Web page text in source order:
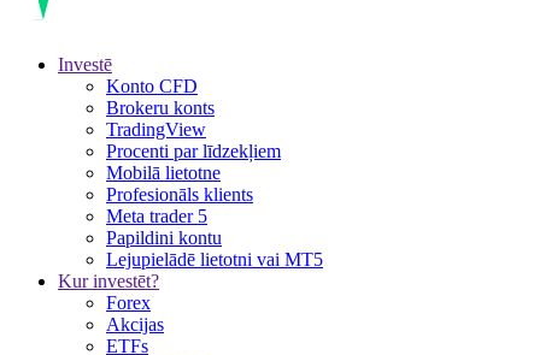
Investē
Konto CFD
Brokeru konts
TradingView
Procenti par līdzekļiem
Mobilā lietotne
Profesionāls klients
Meta trader 5
Papildini kontu
Lejupielādē lietotni vai MT5
Kur investēt?
Forex
Akcijas
ETFs